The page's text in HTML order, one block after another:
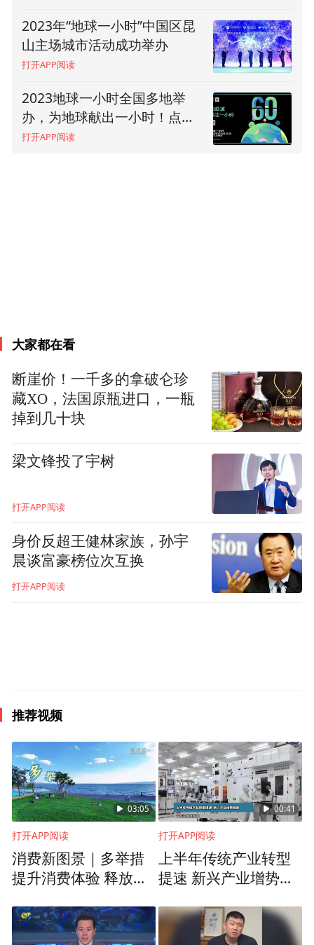
的0.54%迅速拉升到了5%，我们全域建设美
丽昆山，在昆山综合公园，社区公园，口袋
了45%，自然湿地的保护率达到了61.8%，推
窗见绿出门入园已经成为市民家门口的生态
2023年“地球一小时”中国区昆
山主场城市活动成功举办
打开APP阅读
2023地球一小时全国多地举
办，为地球献出一小时！点亮
希望，推动改变
打开APP阅读
如何促进生态文明事业发展，
刘友宾给出三点建议
打开APP阅读
田成川：城市可持续发展问题
已成为人类文明发展面临的核
心问题之一
打开APP阅读
大家都在看
断崖价！一千多的拿破仑珍
藏XO，法国原瓶进口，一瓶
掉到几十块
梁文锋投了宇树
打开APP阅读
身价反超王健林家族，孙宇
晨谈富豪榜位次互换
打开APP阅读
推荐视频
03:05
打开APP阅读
消费新图景｜多举措
提升消费体验 释放夏
00:41
打开APP阅读
上半年传统产业转型
提速 新兴产业增势强